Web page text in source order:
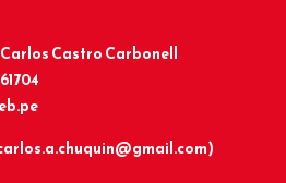
Carlos Castro Carbonell